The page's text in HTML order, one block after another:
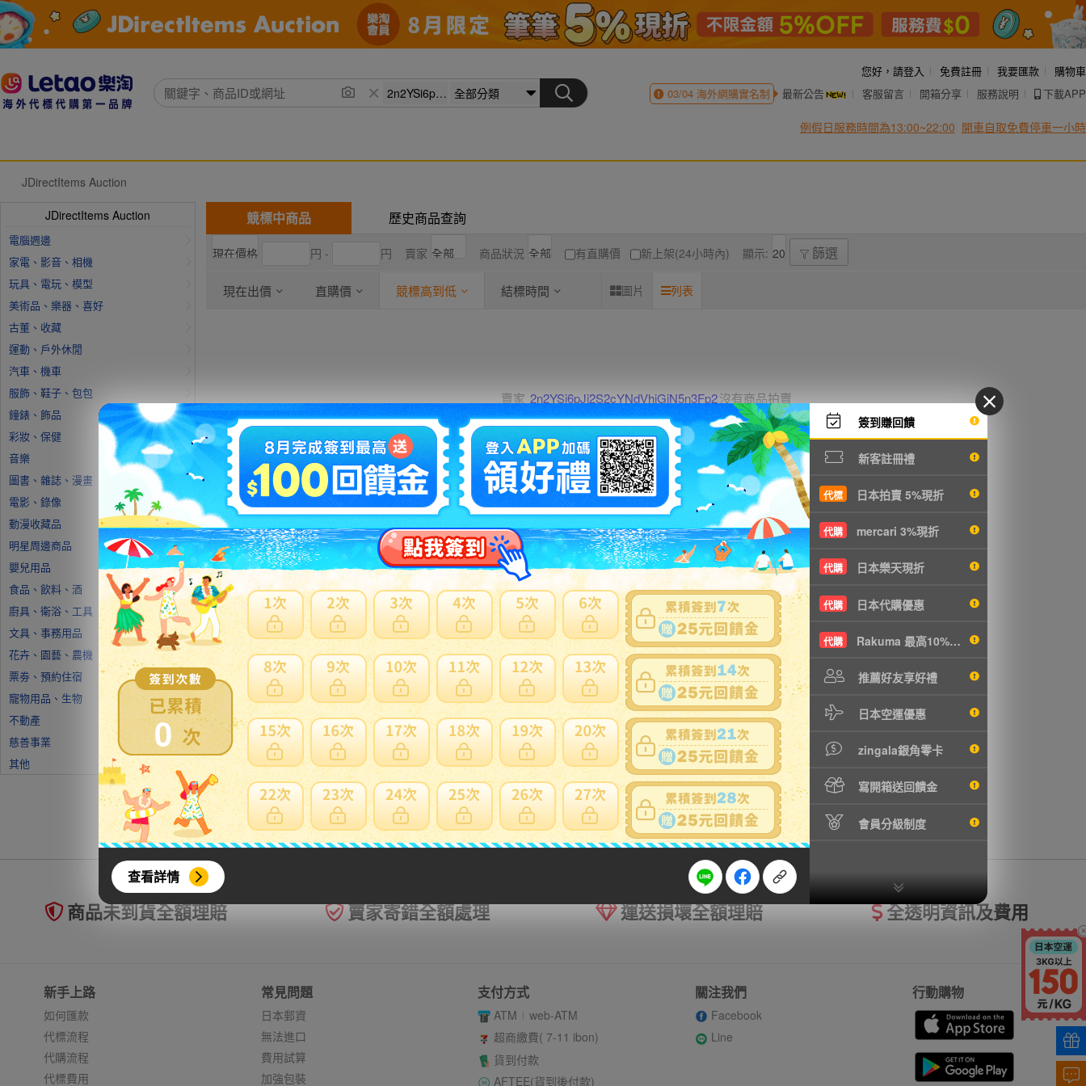
0
查看詳情
簽到賺回饋
新客註冊禮
代標 日本拍賣 5%現折
代購 mercari 3%現折
代購 日本樂天現折
代購 日本代購優惠
代購 Rakuma 最高10%現折
推薦好友享好禮
日本空運優惠
zingala銀角零卡
寫開箱送回饋金
會員分級制度
您好， 請登入 免費註冊 我要匯款
購物車
03/04海外網購實名制 最新公告 客服留言 開箱分享 服務說明 下載APP
例假日服務時間為13:00~22:00 開車自取免費停車一小時
JDirectItems Auction
JDirectItems Auction
電腦週邊
家電、影音、相機
玩具、電玩、模型
美術品、樂器、喜好
古董、收藏
運動、戶外休閒
汽車、機車
服飾、鞋子、包包
鐘錶、飾品
彩妝、保健
音樂
圖書、雜誌、漫畫
電影、錄像
動漫收藏品
明星周邊商品
嬰兒用品
食品、飲料、酒
廚具、衛浴、工具
文具、事務用品
花卉、園藝、農機
票劵、預約住宿
寵物用品、生物
不動產
慈善事業
其他
競標中商品 歷史商品查詢
円 - 円 賣家 商品狀況 有直購價 新上架(24小時內) 顯示: 篩選
現在出價 直購價 競標高到低 結標時間 圖片 列表
賣家 2n2YSi6pJj2S2cYNdVhjGiN5n3Fp2沒有商品拍賣
0~0件 / 0件跳至 頁
商品未到貨全額理賠 賣家寄錯全額處理 運送損壞全額理賠 全透明資訊及費用
新手上路
如何匯款
代標流程
代購流程
代標費用
常見問題
日本郵資
無法進口
費用試算
加強包裝
支付方式
ATM
web-ATM
超商繳費( 7-11 ibon)
貨到付款
AFTEE(貨到後付款)
關注我們
Facebook
Line
行動購物